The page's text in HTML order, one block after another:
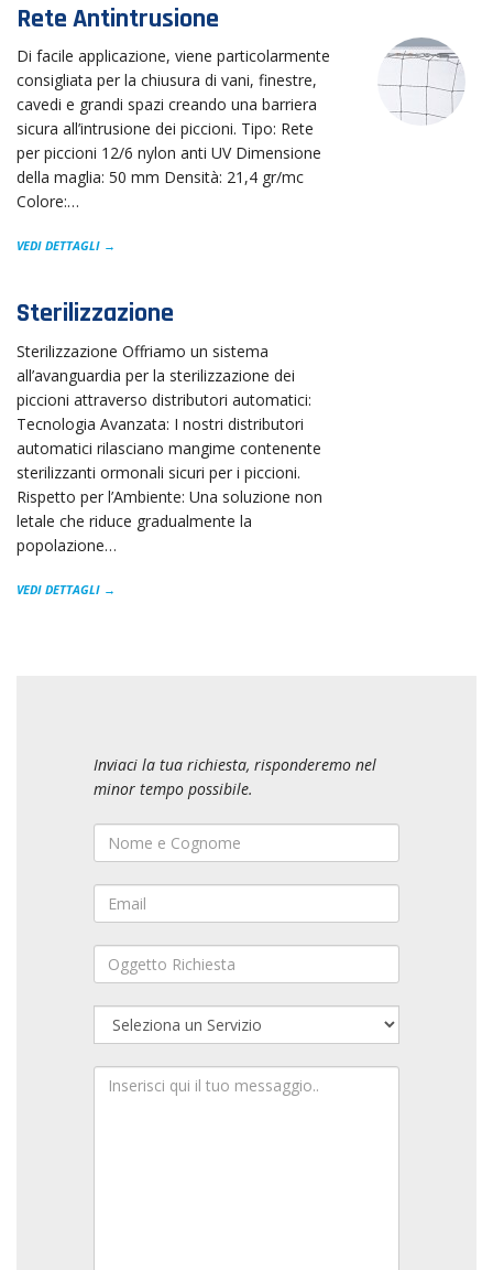
Rete Antintrusione
Di facile applicazione, viene particolarmente
consigliata per la chiusura di vani, finestre,
cavedi e grandi spazi creando una barriera
sicura all’intrusione dei piccioni. Tipo: Rete
per piccioni 12/6 nylon anti UV Dimensione
della maglia: 50 mm Densità: 21,4 gr/mc
Colore:…
VEDI DETTAGLI →
Sterilizzazione
Sterilizzazione Offriamo un sistema
all’avanguardia per la sterilizzazione dei
piccioni attraverso distributori automatici:
Tecnologia Avanzata: I nostri distributori
automatici rilasciano mangime contenente
sterilizzanti ormonali sicuri per i piccioni.
Rispetto per l’Ambiente: Una soluzione non
letale che riduce gradualmente la
popolazione…
VEDI DETTAGLI →
Inviaci la tua richiesta, risponderemo nel
minor tempo possibile.